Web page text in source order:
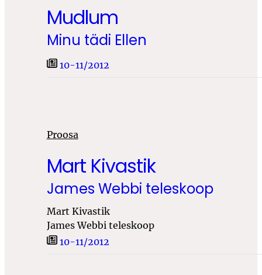
Mudlum
Minu tädi Ellen
10-11/2012
Proosa
Mart Kivastik
James Webbi teleskoop
Mart Kivastik
James Webbi teleskoop
10-11/2012